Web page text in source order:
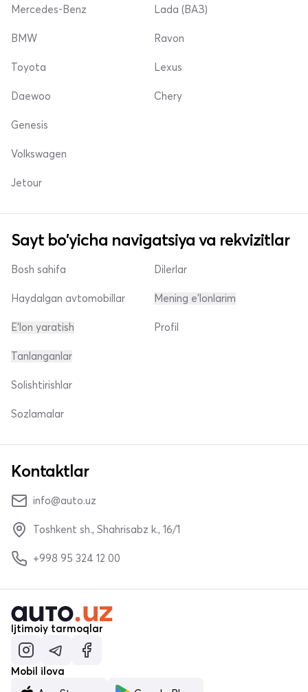
Mercedes-Benz Lada (ВАЗ)
BMW
Toyota
Daewoo
Ravon
Lexus
Chery
Genesis
Volkswagen
Jetour
Sayt bo'yicha navigatsiya va rekvizitlar
Bosh sahifa
Haydalgan avtomobillar
E'lon yaratish
Dilerlar
Mening e'lonlarim
Profil
Tanlanganlar
Solishtirishlar
Sozlamalar
Kontaktlar
info@auto.uz
Toshkent sh., Shahrisabz k., 16/1
+998 95 324 12 00
Ijtimoiy tarmoqlar
Mobil ilova